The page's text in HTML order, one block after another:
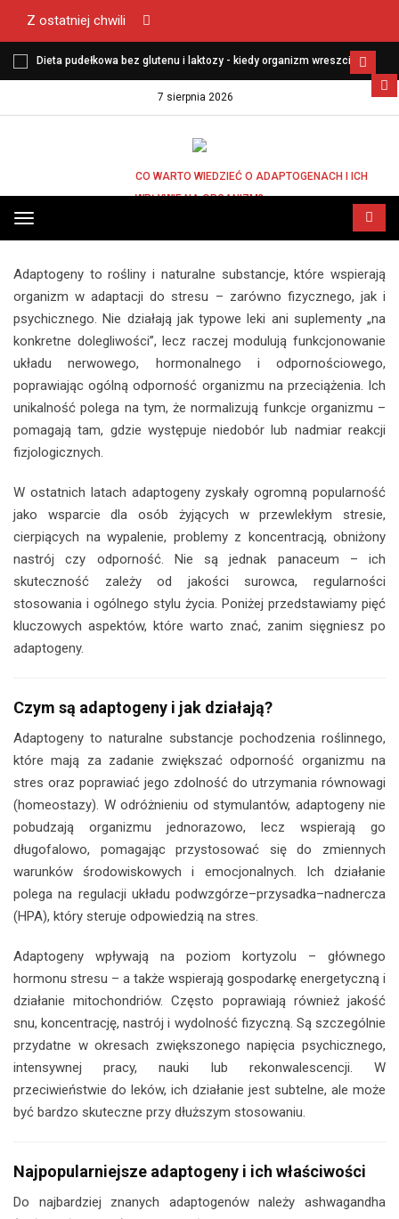
Z ostatniej chwili
Dieta pudełkowa bez glutenu i laktozy - kiedy organizm wreszcie
7 sierpnia 2026
Przełącz
menu
CO WARTO WIEDZIEĆ O ADAPTOGENACH I ICH
WPŁYWIE NA ORGANIZM?
CO WARTO WIEDZIEĆ O ADAPTOGENACH I
ICH WPŁYWIE NA ORGANIZM?
Adaptogeny to rośliny i naturalne substancje, które wspierają
organizm w adaptacji do stresu – zarówno fizycznego, jak i
psychicznego. Nie działają jak typowe leki ani suplementy „na
konkretne dolegliwości”, lecz raczej modulują funkcjonowanie
układu nerwowego, hormonalnego i odpornościowego,
poprawiając ogólną odporność organizmu na przeciążenia. Ich
unikalność polega na tym, że normalizują funkcje organizmu –
pomagają tam, gdzie występuje niedobór lub nadmiar reakcji
fizjologicznych.
W ostatnich latach adaptogeny zyskały ogromną popularność
jako wsparcie dla osób żyjących w przewlekłym stresie,
cierpiących na wypalenie, problemy z koncentracją, obniżony
nastrój czy odporność. Nie są jednak panaceum – ich
skuteczność zależy od jakości surowca, regularności
stosowania i ogólnego stylu życia. Poniżej przedstawiamy pięć
kluczowych aspektów, które warto znać, zanim sięgniesz po
adaptogeny.
Czym są adaptogeny i jak działają?
Adaptogeny to naturalne substancje pochodzenia roślinnego,
które mają za zadanie zwiększać odporność organizmu na
stres oraz poprawiać jego zdolność do utrzymania równowagi
(homeostazy). W odróżnieniu od stymulantów, adaptogeny nie
pobudzają organizmu jednorazowo, lecz wspierają go
długofalowo, pomagając przystosować się do zmiennych
warunków środowiskowych i emocjonalnych. Ich działanie
polega na regulacji układu podwzgórze–przysadka–nadnercza
(HPA), który steruje odpowiedzią na stres.
Adaptogeny wpływają na poziom kortyzolu – głównego
hormonu stresu – a także wspierają gospodarkę energetyczną i
działanie mitochondriów. Często poprawiają również jakość
snu, koncentrację, nastrój i wydolność fizyczną. Są szczególnie
przydatne w okresach zwiększonego napięcia psychicznego,
intensywnej pracy, nauki lub rekonwalescencji. W
przeciwieństwie do leków, ich działanie jest subtelne, ale może
być bardzo skuteczne przy dłuższym stosowaniu.
Najpopularniejsze adaptogeny i ich właściwości
Do najbardziej znanych adaptogenów należy ashwagandha